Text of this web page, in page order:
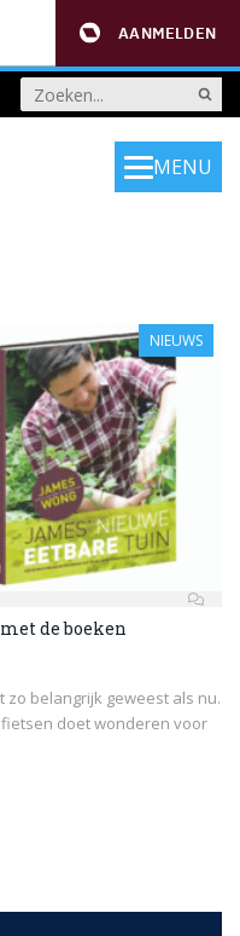
AANMELDEN
MENU
NIEUWS
de boeken
belangrijk geweest als nu.
doet wonderen voor